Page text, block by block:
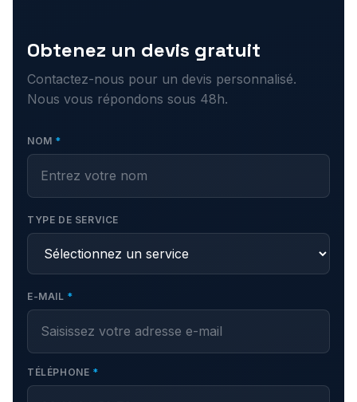
Obtenez un devis gratuit
Contactez-nous pour un devis personnalisé.
Nous vous répondons sous 48h.
NOM *
TYPE DE SERVICE
E-MAIL *
TÉLÉPHONE *